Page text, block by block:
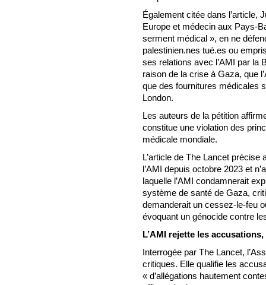
Également citée dans l’article,
Europe et médecin aux Pays-
serment médical », en ne
palestinien.nes tué.es ou
ses relations avec l’AMI par la
raison de la crise à Gaza, que
que des fournitures médicales
London.
Les auteurs de la pétition
constitue une violation des
médicale mondiale.
L’article de The Lancet
l’AMI depuis octobre 2023 et
laquelle l’AMI condamnerait
système de santé de Gaza,
demanderait un cessez-le-feu
évoquant un génocide contre
L’AMI rejette les
Interrogée par The Lancet,
critiques. Elle qualifie les
« d’allégations hautement